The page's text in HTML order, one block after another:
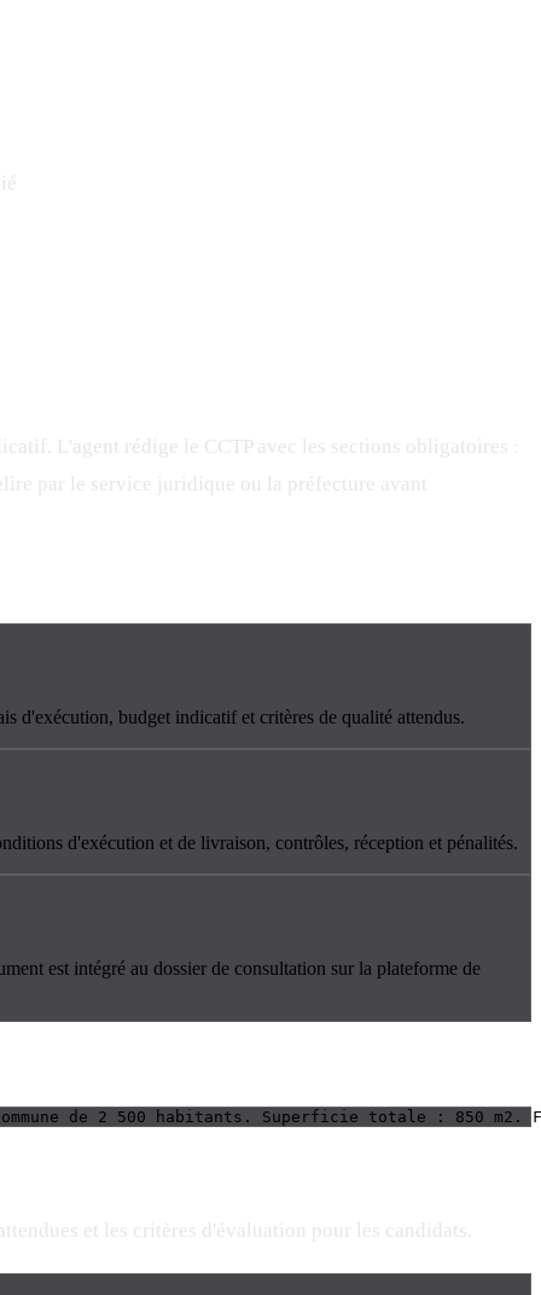
L'agent rédige le CCTP avec les sections obligatoires :
par le service juridique ou la préfecture avant
d'exécution, budget indicatif et critères de qualité attendus.
d'exécution et de livraison, contrôles, réception et pénalités.
est intégré au dossier de consultation sur la plateforme de
de 2 500 habitants. Superficie totale : 850
et les critères d'évaluation pour les candidats.